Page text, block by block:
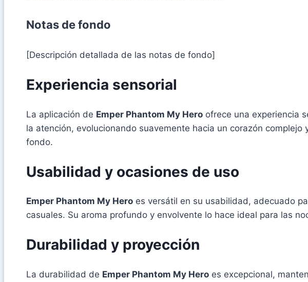
Notas de fondo
[Descripción detallada de las notas de fondo]
Experiencia sensorial
La aplicación de Emper Phantom My Hero ofrece una experiencia
la atención, evolucionando suavemente hacia un corazón
fondo.
Usabilidad y ocasiones de uso
Emper Phantom My Hero es versátil en su usabilidad, adecuado
casuales. Su aroma profundo y envolvente lo hace ideal para las
Durabilidad y proyección
La durabilidad de Emper Phantom My Hero es excepcional,